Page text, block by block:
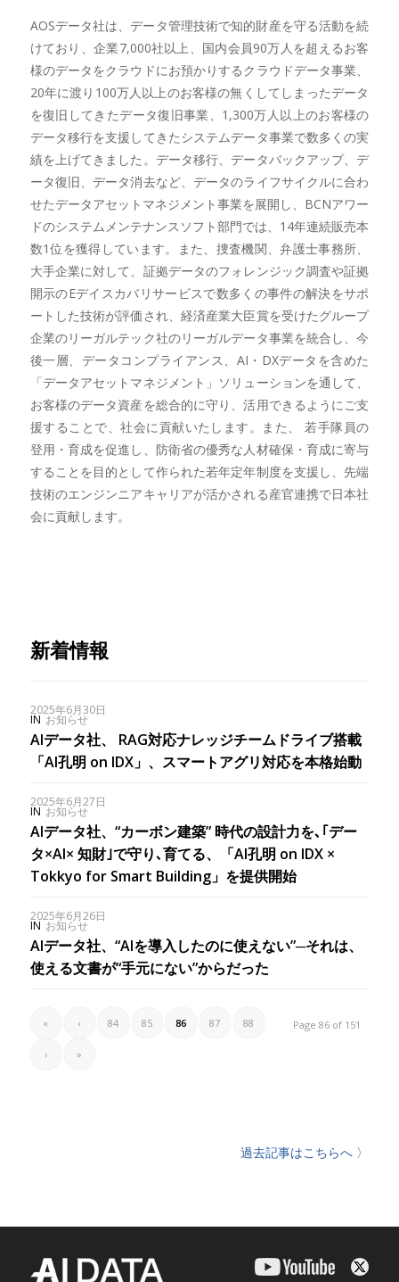
AOSデータ社は、データ管理技術で知的財産を守る活動を続
けており、企業7,000社以上、国内会員90万人を超えるお客
様のデータをクラウドにお預かりするクラウドデータ事業、
20年に渡り100万人以上のお客様の無くしてしまったデータ
を復旧してきたデータ復旧事業、1,300万人以上のお客様の
データ移行を支援してきたシステムデータ事業で数多くの実
績を上げてきました。データ移行、データバックアップ、デ
ータ復旧、データ消去など、データのライフサイクルに合わ
せたデータアセットマネジメント事業を展開し、BCNアワー
ドのシステムメンテナンスソフト部門では、14年連続販売本
数1位を獲得しています。また、捜査機関、弁護士事務所、
大手企業に対して、証拠データのフォレンジック調査や証拠
開示のEデイスカバリサービスで数多くの事件の解決をサポ
ートした技術が評価され、経済産業大臣賞を受けたグループ
企業のリーガルテック社のリーガルデータ事業を統合し、今
後一層、データコンプライアンス、AI・DXデータを含めた
「データアセットマネジメント」ソリューションを通して、
お客様のデータ資産を総合的に守り、活用できるようにご支
援することで、社会に貢献いたします。また、 若手隊員の
登用・育成を促進し、防衛省の優秀な人材確保・育成に寄与
することを目的として作られた若年定年制度を支援し、先端
技術のエンジンニアキャリアが活かされる産官連携で日本社
会に貢献します。
新着情報
2025年6月30日
IN お知らせ
AIデータ社、 RAG対応ナレッジチームドライブ搭載
「AI孔明 on IDX」、スマートアグリ対応を本格始動
2025年6月27日
IN お知らせ
AIデータ社、“カーボン建築” 時代の設計力を､｢デー
タ×AI× 知財｣で守り､育てる、「AI孔明 on IDX ×
Tokkyo for Smart Building」を提供開始
2025年6月26日
IN お知らせ
AIデータ社、“AIを導入したのに使えない”─それは、
使える文書が“手元にない”からだった
Page 86 of 151
« ‹ 84 85 86 87 88
› »
過去記事はこちらへ 〉